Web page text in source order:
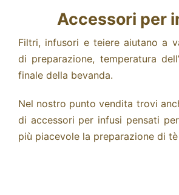
Accessori per
Filtri, infusori e teiere aiutano a
di preparazione, temperatura
finale della bevanda.
Nel nostro punto vendita trovi
di accessori per infusi pensati
più piacevole la preparazione di